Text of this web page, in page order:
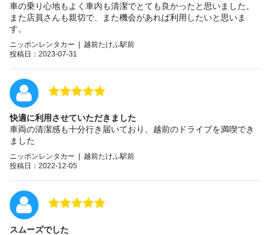
車の乗り心地もよく車内も清潔でとても良かったと思いました。
また店員さんも親切で、また機会があれば利用したいと思いま
す。
ニッポンレンタカー | 越前たけふ駅前
投稿日：2023-07-31
快適に利用させていただきました
車両の清潔感も十分行き届いており、越前のドライブを満喫でき
ました
ニッポンレンタカー | 越前たけふ駅前
投稿日：2022-12-05
スムーズでした